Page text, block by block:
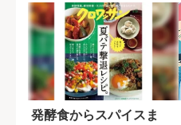
発酵食からスパイスま